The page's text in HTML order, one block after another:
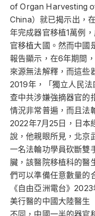
of Organ Harvesting
China）就已揭示出，
年完成器官移植1萬例
官移植大國。然而中國
報告顯示，在6年期間
來源無法解釋，而這些
2019年，「獨立人民
查中共涉嫌強摘器官的
情況非常普遍，而且法
2022年7月25日，日本
說，他親眼所見，北京
一名法輪功學員砍斷雙
臟，該醫院移植科的醫
們可以準備任意數量的
《自由亞洲電台》
美行醫的中國大陸醫生